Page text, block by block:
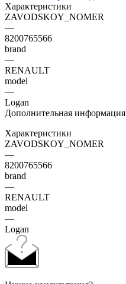
Характеристики
ZAVODSKOY_NOMER
—
8200765566
brand
—
RENAULT
model
—
Logan
Дополнительная информация
Характеристики
ZAVODSKOY_NOMER
—
8200765566
brand
—
RENAULT
model
—
Logan